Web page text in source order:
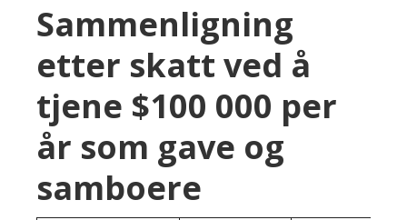
Sammenligning
etter skatt ved å
tjene $100 000 per
år som gave og
samboere